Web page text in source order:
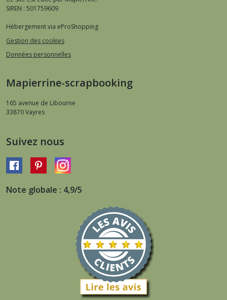
SIREN : 501759609
Hébergement via eProShopping
Gestion des cookies
Données personnelles
Mapierrine-scrapbooking
165 avenue de Libourne
33870Vayres
Suivez nous
Note globale : 4,9/5